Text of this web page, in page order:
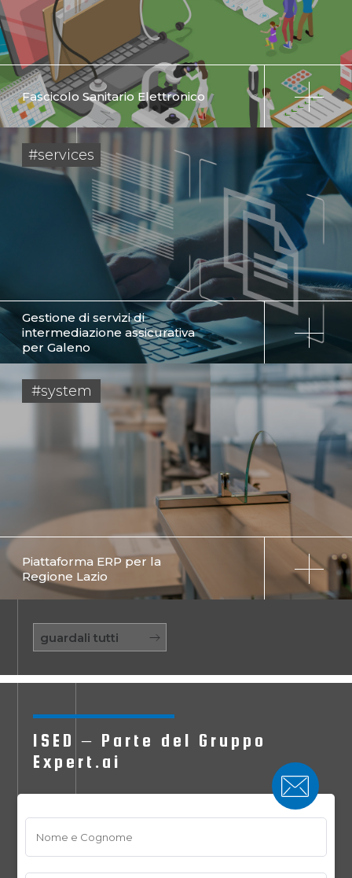
Fascicolo Sanitario Elettronico
#services
Gestione di servizi di
intermediazione assicurativa
per Galeno
#system
Piattaforma ERP per la
Regione Lazio
guardali tutti
ISED – Parte del Gruppo
Expert.ai